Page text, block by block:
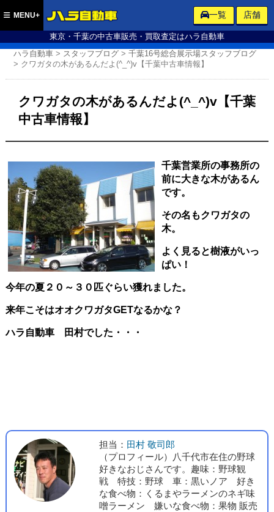
東京・千葉の中古車販売・買取査定はハラ自動車
MENU+ 一覧 店舗
ハラ自動車 > スタッフブログ >千葉16号総合展示場スタッフブログ
> クワガタの木があるんだよ(^_^)v【千葉中古車情報】
クワガタの木があるんだよ(^_^)v【千葉
中古車情報】
千葉営業所の事務所の
前に大きな木があるん
です。
その名もクワガタの
木。
よく見ると樹液がいっ
ぱい！
今年の夏２０～３０匹ぐらい獲れました。
来年こそはオオクワガタGETなるかな？
ハラ自動車 田村でした・・・
担当： 田村 敬司郎
（プロフィール）八千代市在住の野球
好きなおじさんです。趣味：野球観
戦 特技：野球 車：黒いノア 好き
な食べ物：くるまやラーメンのネギ味
噌ラーメン 嫌いな食べ物：果物 販売